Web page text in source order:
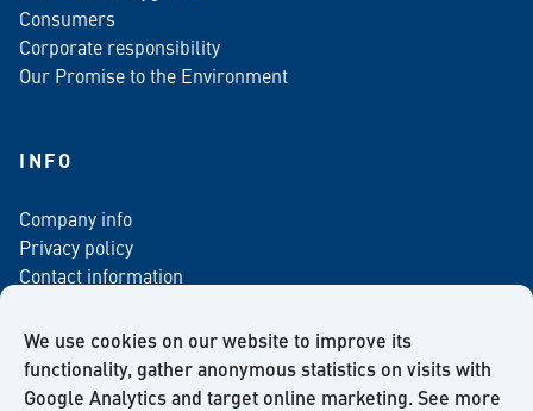
We use cookies on our website to improve its
functionality, gather anonymous statistics on visits with
Google Analytics and target online marketing. See more
Consumers
Corporate responsibility
Our Promise to the Environment
INFO
Company info
Privacy policy
Contact information
Newsletter